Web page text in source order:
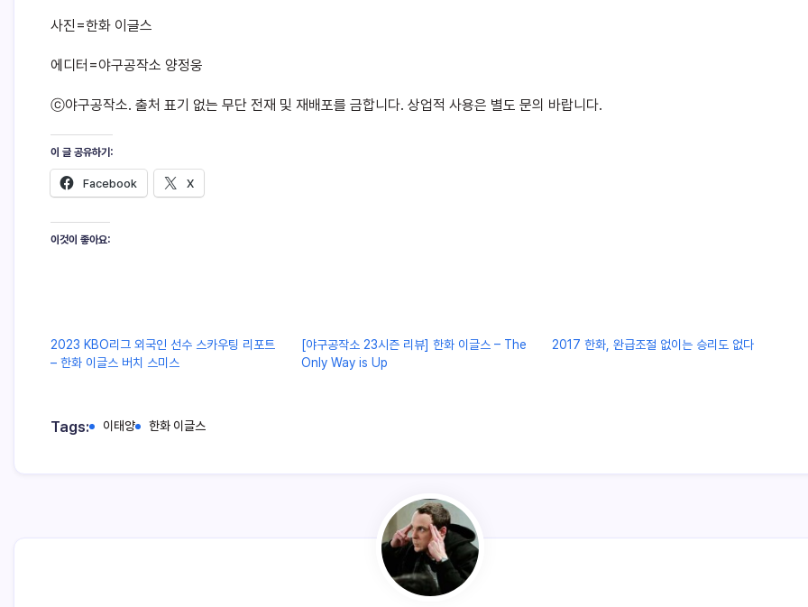
사진=한화 이글스
에디터=야구공작소 양정웅
ⓒ야구공작소. 출처 표기 없는 무단 전재 및 재배포를 금합니다. 상업적 사용은 별도 문의 바랍니다.
이 글 공유하기:
Facebook X
이것이 좋아요:
2023 KBO리그 외국인 선수 스카우팅 리포트
– 한화 이글스 버치 스미스
[야구공작소 23시즌 리뷰] 한화 이글스 – The
Only Way is Up
2017 한화, 완급조절 없이는 승리도 없다
Tags: 이태양 한화 이글스